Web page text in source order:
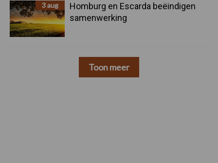
3 aug
Homburg en Escarda beëindigen
samenwerking
Toon meer